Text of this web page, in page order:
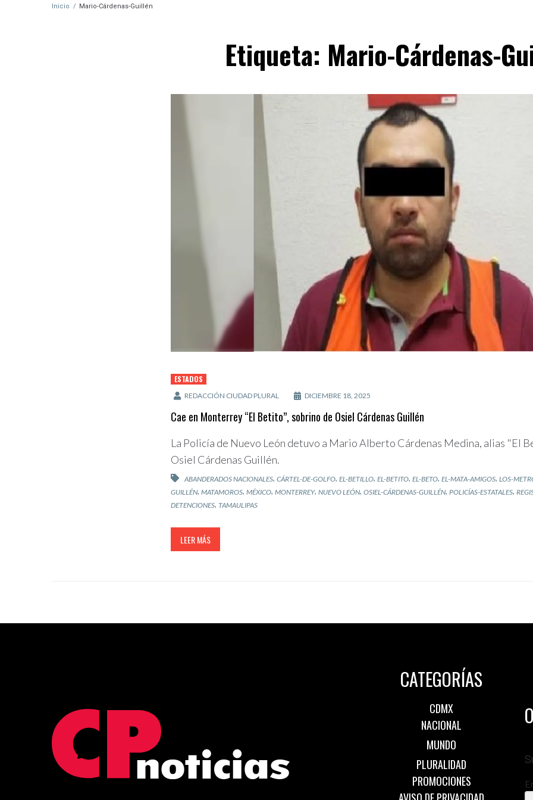
Inicio / Mario-Cárdenas-Guillén
Etiqueta: Mario-Cárdenas-
ESTADOS
REDACCIÓN CIUDAD PLURAL DICIEMBRE 18, 2025
Cae en Monterrey “El Betito”, sobrino de Osiel Cárdenas Guillén
La Policía de Nuevo León detuvo a Mario Alberto Cárdenas Medina, alias "El
Osiel Cárdenas Guillén.
ABANDERADOS NACIONALES, CÁRTEL-DE-GOLFO, EL-BETILLO, EL-BETITO, EL-BETO, EL-MATA-AMIGOS, LOS-
GUILLÉN, MATAMOROS, MÉXICO, MONTERREY, NUEVO LEÓN, OSIEL-CÁRDENAS-GUILLÉN, POLICÍAS-ESTATALES,
DETENCIONES, TAMAULIPAS
LEER MÁS
CATEGORÍAS
CDMX
NACIONAL
MUNDO
PLURALIDAD
PROMOCIONES